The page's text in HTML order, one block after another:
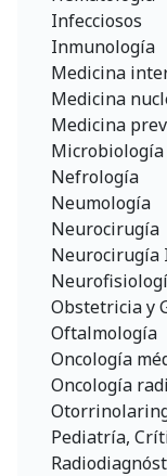
Infecciosos
Inmunología
Medicina
Medicina
Medicina
Microbiología
Nefrología
Neumología
Neurocirugía
Obstetricia y
Oftalmología
Oncología
Oncología
Pediatría,